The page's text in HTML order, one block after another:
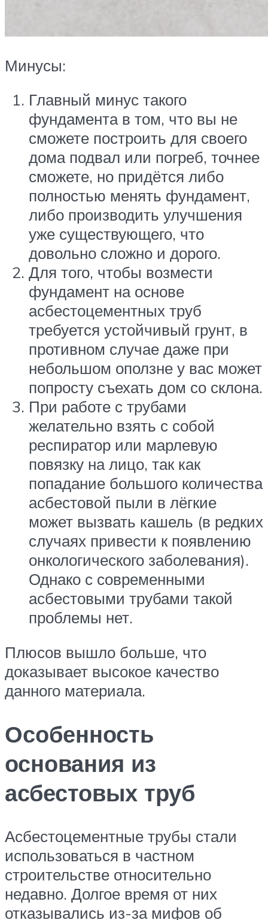
Минусы:
Главный минус такого
фундамента в том, что вы не
сможете построить для своего
дома подвал или погреб, точнее
сможете, но придётся либо
полностью менять фундамент,
либо производить улучшения
уже существующего, что
довольно сложно и дорого.
Для того, чтобы возмести
фундамент на основе
асбестоцементных труб
требуется устойчивый грунт, в
противном случае даже при
небольшом оползне у вас может
попросту съехать дом со склона.
При работе с трубами
желательно взять с собой
респиратор или марлевую
повязку на лицо, так как
попадание большого количества
асбестовой пыли в лёгкие
может вызвать кашель (в редких
случаях привести к появлению
онкологического заболевания).
Однако с современными
асбестовыми трубами такой
проблемы нет.
Плюсов вышло больше, что
доказывает высокое качество
данного материала.
Особенность
основания из
асбестовых труб
Асбестоцементные трубы стали
использоваться в частном
строительстве относительно
недавно. Долгое время от них
отказывались из-за мифов об